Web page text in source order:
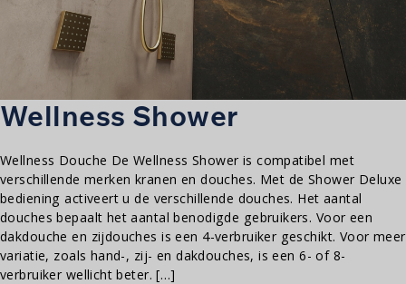
Wellness Shower
Wellness Douche De Wellness Shower is compatibel met
verschillende merken kranen en douches. Met de Shower Deluxe
bediening activeert u de verschillende douches. Het aantal
douches bepaalt het aantal benodigde gebruikers. Voor een
dakdouche en zijdouches is een 4-verbruiker geschikt. Voor meer
variatie, zoals hand-, zij- en dakdouches, is een 6- of 8-
verbruiker wellicht beter. […]